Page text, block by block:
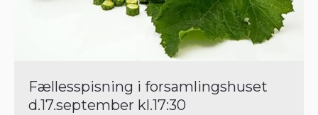
Fællesspisning i forsamlingshuset
d.17.september kl.17:30